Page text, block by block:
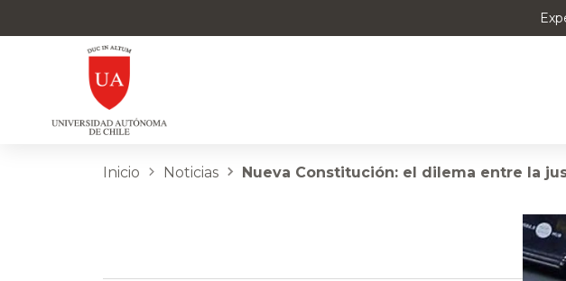
Inicio Noticias Nueva Constitución: el dilema entre la